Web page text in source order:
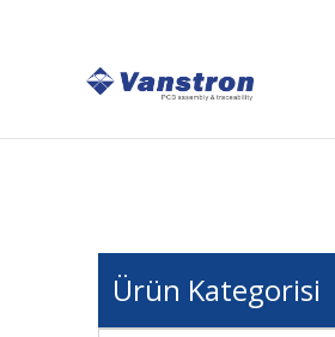
Ürün Kategorisi